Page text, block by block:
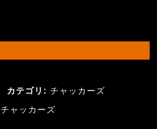
カテゴリ: チャッカーズ
チャッカーズ